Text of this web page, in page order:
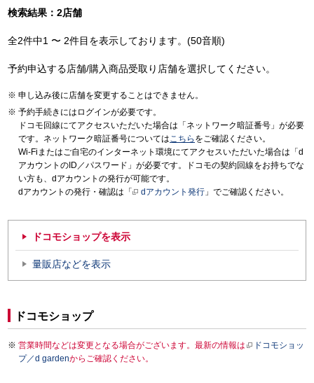
検索結果：2店舗
全2件中1 〜 2件目を表示しております。(50音順)
予約申込する店舗/購入商品受取り店舗を選択してください。
申し込み後に店舗を変更することはできません。
予約手続きにはログインが必要です。
ドコモ回線にてアクセスいただいた場合は「ネットワーク暗証番号」が必要
です。ネットワーク暗証番号についてはこちら をご確認ください。
Wi-Fiまたはご自宅のインターネット環境にてアクセスいただいた場合は「d
アカウントのID／パスワード」が必要です。ドコモの契約回線をお持ちでな
い方も、dアカウントの発行が可能です。
dアカウントの発行・確認は「
dアカウント発行 」でご確認ください。
ドコモショップを表示
量販店などを表示
ドコモショップ
営業時間などは変更となる場合がございます。最新の情報は
ドコモショッ
プ／d gardenからご確認ください。